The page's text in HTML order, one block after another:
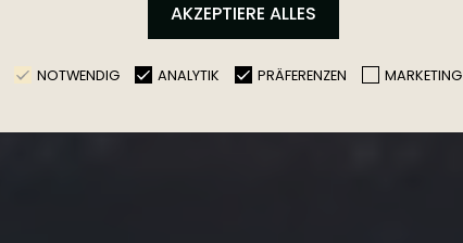
AKZEPTIERE ALLES
NOTWENDIG ANALYTIK PRÄFERENZEN MARKETING